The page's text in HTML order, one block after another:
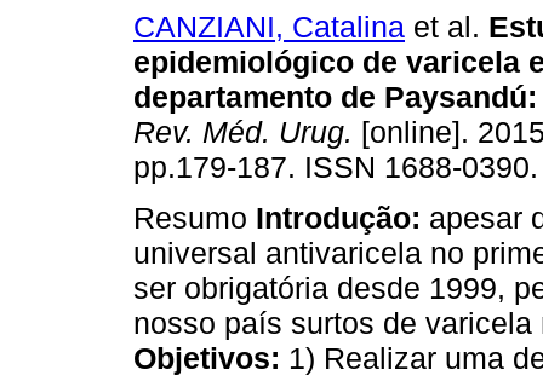
CANZIANI, Catalina et al.
epidemiológico de varicela
departamento de Paysandú
Rev. Méd. Urug. [online].
pp.179-187. ISSN 1688-0390.
Resumo Introdução: apesar
universal antivaricela no
ser obrigatória desde 1999,
nosso país surtos de varicela
Objetivos: 1) Realizar uma